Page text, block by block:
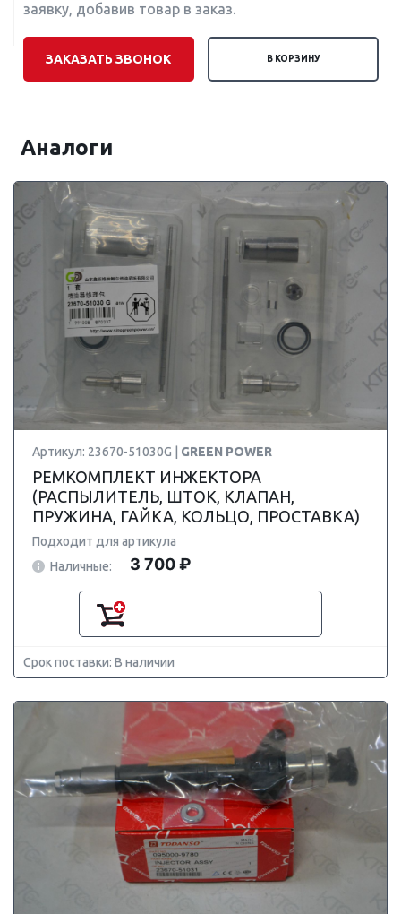
заявку, добавив товар в заказ.
ЗАКАЗАТЬ ЗВОНОК В КОРЗИНУ
Аналоги
Артикул: 23670-51030G | GREEN POWER
РЕМКОМПЛЕКТ ИНЖЕКТОРА
(РАСПЫЛИТЕЛЬ, ШТОК, КЛАПАН,
ПРУЖИНА, ГАЙКА, КОЛЬЦО, ПРОСТАВКА)
Подходит для артикула
Наличные:
3 700 ₽
Срок поставки: В наличии